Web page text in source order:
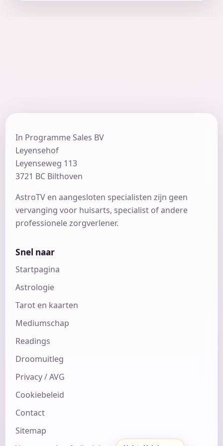
In Programme Sales BV
Leyensehof
Leyenseweg 113
3721 BC Bilthoven
AstroTV en aangesloten specialisten zijn geen
vervanging voor huisarts, specialist of andere
professionele zorgverlener.
Snel naar
Startpagina
Astrologie
Tarot en kaarten
Mediumschap
Readings
Droomuitleg
Privacy / AVG
Cookiebeleid
Contact
Sitemap